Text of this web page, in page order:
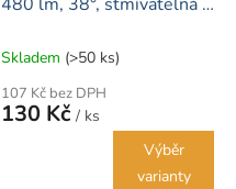
Skladem (>50 ks)
107 Kč bez DPH
130 Kč / ks
Výběr
varianty